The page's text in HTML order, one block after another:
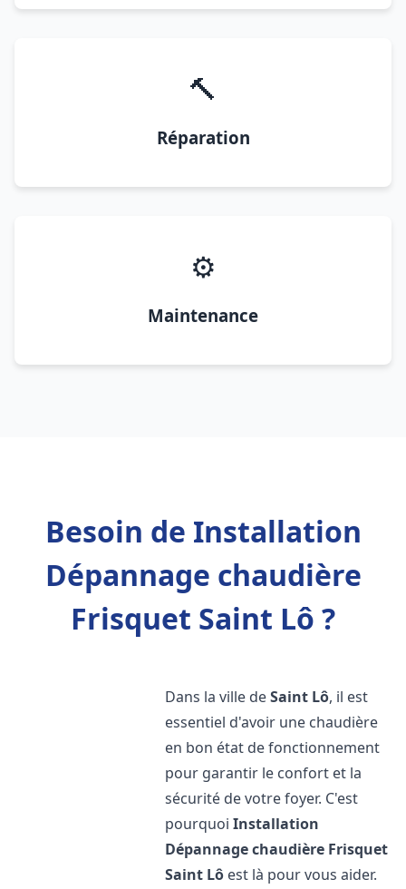
🔨
Réparation
⚙️
Maintenance
Besoin de Installation
Dépannage chaudière
Frisquet Saint Lô ?
Dans la ville deSaint Lô, il est
essentiel d'avoir une chaudière
en bon état de fonctionnement
pour garantir le confort et la
sécurité de votre foyer. C'est
pourquoiInstallation
Dépannage chaudière Frisquet
Saint Lô est là pour vous aider.